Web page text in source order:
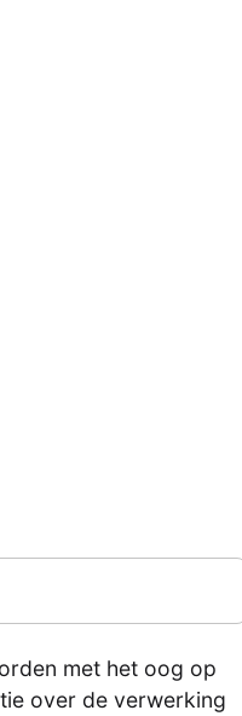
met het oog op
over de verwerking